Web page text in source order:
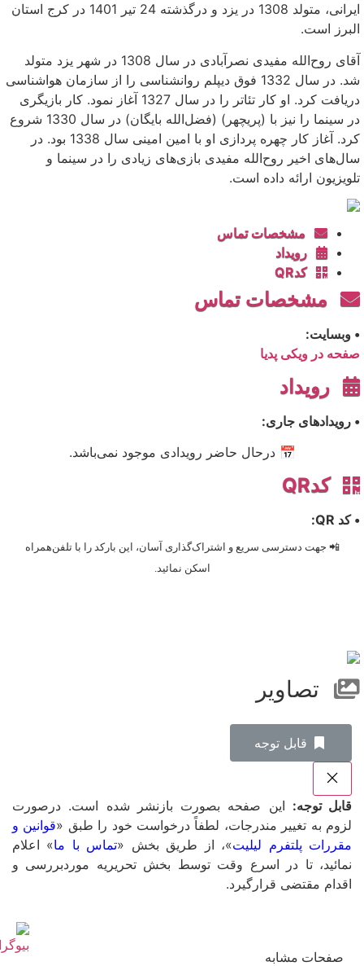
ایرانی، متولد 1308 در یزد و درگذشته 24 تیر 1401 در کرج استان
البرز است.
آقای روح‌الله مفیدی نصرآبادی در سال 1308 در شهر یزد متولد
شد. در سال 1332 فوق دیپلم روانشناسی را از سازمان هواشناسی
دریافت کرد. او کار تئاتر را در سال 1327 آغاز نمود. کار بازیگری
در سینما را نیز با (پریچهر) (فضل‌الله بایگان) در سال 1330 شروع
کرد. آغاز کار چهره پردازی او با امین امینی سال 1338 بود. در
سال‌های اخیر روح‌الله مفیدی بازی‌های زیادی را در سینما و
تلویزیون ارائه داده است.
مشخصات تماس
رویداد
کدQR
مشخصات تماس
• وبسایت:
صفحه در ویکی پدیا
رویداد
• رویدادهای جاری:
📅 درحال حاضر رویدادی موجود نمی‌باشد.
کدQR
• کد QR:
📲 جهت دسترسی سریع و اشتراک‌گذاری آسان، این بارکد را با تلفن‌همراه
اسکن نمائید.
تصاویر
‌قابل توجه
قابل توجه: این صفحه بصورت بازنشر شده است. درصورت
لزوم به تغییر مندرجات، لطفاً درخواست خود را طبق «قوانین و
مقررات پلتفرم لیلیت»، از طریق بخش «تماس با ما» اعلام
نمائید، تا در اسرع وقت توسط بخش تحریریه موردبررسی و
اقدام مقتضی قرارگیرد.
صفحات مشابه